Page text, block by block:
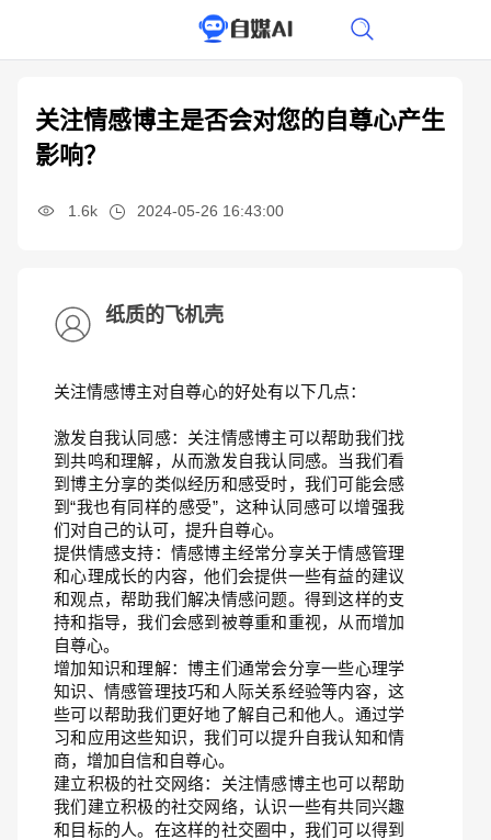
关注情感博主是否会对您的自尊心产生
影响？
1.6k 2024-05-26 16:43:00
纸质的飞机壳
关注情感博主对自尊心的好处有以下几点：
激发自我认同感：关注情感博主可以帮助我们找
到共鸣和理解，从而激发自我认同感。当我们看
到博主分享的类似经历和感受时，我们可能会感
到“我也有同样的感受”，这种认同感可以增强我
们对自己的认可，提升自尊心。
提供情感支持：情感博主经常分享关于情感管理
和心理成长的内容，他们会提供一些有益的建议
和观点，帮助我们解决情感问题。得到这样的支
持和指导，我们会感到被尊重和重视，从而增加
自尊心。
增加知识和理解：博主们通常会分享一些心理学
知识、情感管理技巧和人际关系经验等内容，这
些可以帮助我们更好地了解自己和他人。通过学
习和应用这些知识，我们可以提升自我认知和情
商，增加自信和自尊心。
建立积极的社交网络：关注情感博主也可以帮助
我们建立积极的社交网络，认识一些有共同兴趣
和目标的人。在这样的社交圈中，我们可以得到